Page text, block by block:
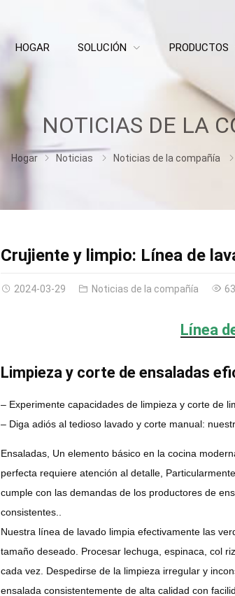
HOGAR SOLUCIÓN PRODUCTOS
NOTICIAS DE LA
Hogar Noticias Noticias de la compañía
Crujiente y limpio: Línea de
2024-03-29 Noticias de la compañía
Línea
Limpieza y corte de ensaladas
– Experimente capacidades de limpieza y corte de
– Diga adiós al tedioso lavado y corte manual:
Ensaladas, Un elemento básico en la cocina
perfecta requiere atención al detalle,
cumple con las demandas de los productores de
consistentes..
Nuestra línea de lavado limpia efectivamente las
tamaño deseado. Procesar lechuga, espinaca, col
cada vez. Despedirse de la limpieza irregular y
ensalada consistentemente de alta calidad con